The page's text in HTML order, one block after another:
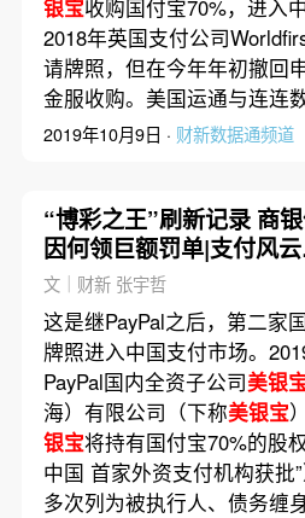
银宝收购国付宝70%，进入
2018年英国支付公司
请牌照，但在今年年初撤回
金服收购。美国运通与连
2019年10月9日 · 财新数据通频道
“博彩之王”刷新记录 商
因何领巨额罚单|支付风
三
文｜财新 张宇哲
这是继PayPal之后，第二家
牌照进入中国支付市场。
PayPal国内全资子公司美银
海）有限公司（下称美银宝
银宝将持有国付宝70%的股
中国 首家外资支付机构获批
多次列为被执行人、债务